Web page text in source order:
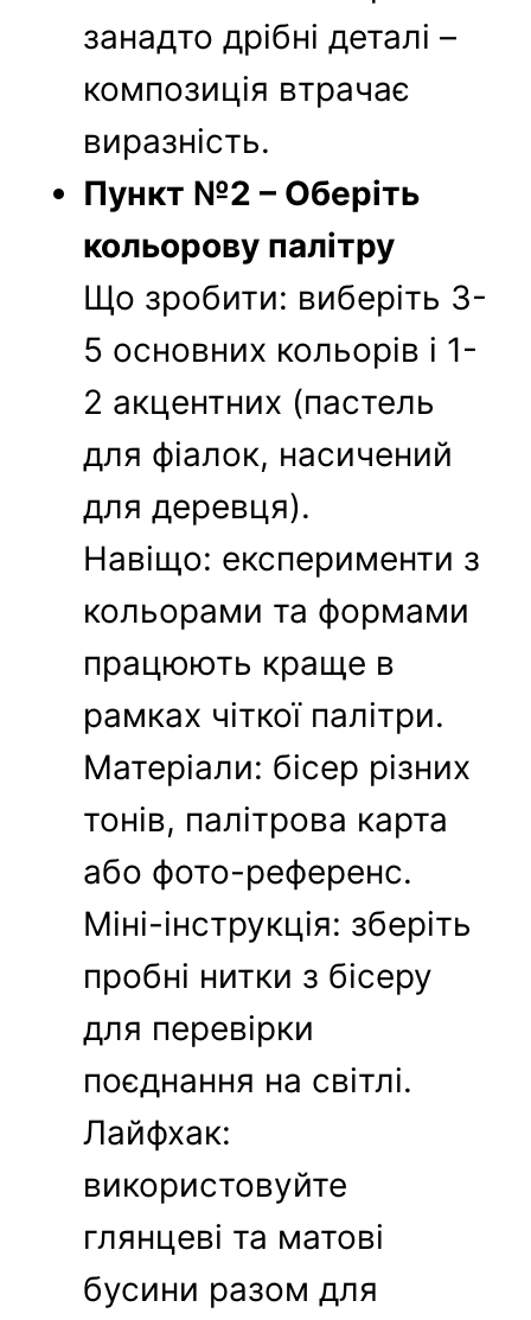
занадто дрібні деталі –
композиція втрачає
виразність.
Пункт №2 – Оберіть
кольорову палітру
Що зробити: виберіть 3-
5 основних кольорів і 1-
2 акцентних (пастель
для фіалок, насичений
для деревця).
Навіщо: експерименти з
кольорами та формами
працюють краще в
рамках чіткої палітри.
Матеріали: бісер різних
тонів, палітрова карта
або фото-референс.
Міні-інструкція: зберіть
пробні нитки з бісеру
для перевірки
поєднання на світлі.
Лайфхак:
використовуйте
глянцеві та матові
бусини разом для